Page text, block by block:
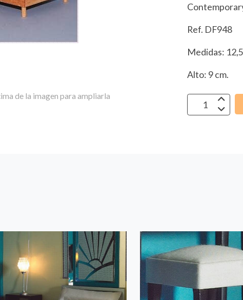
de la imagen para ampliarla
Ref. DF948
Medidas:
Alto: 9 cm.